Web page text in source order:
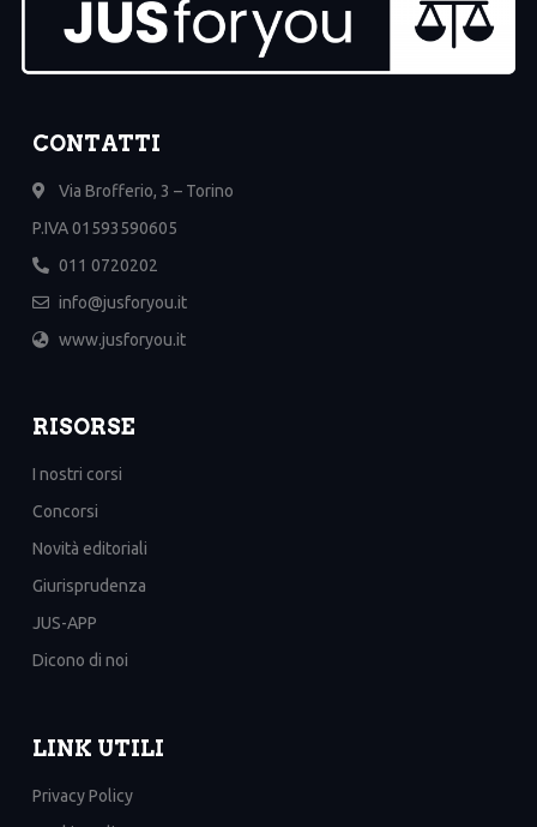
CONTATTI
Via Brofferio, 3 – Torino
P.IVA 01593590605
011 0720202
info@jusforyou.it
www.jusforyou.it
RISORSE
I nostri corsi
Concorsi
Novità editoriali
Giurisprudenza
JUS-APP
Dicono di noi
LINK UTILI
Privacy Policy